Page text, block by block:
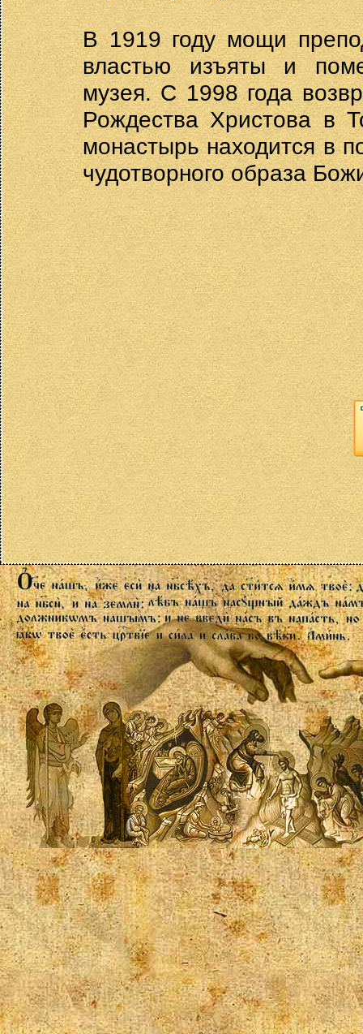
В 1919 году мощи
властью изъяты и
музея. С 1998 года
Рождества Христова в
монастырь находится в
чудотворного образа